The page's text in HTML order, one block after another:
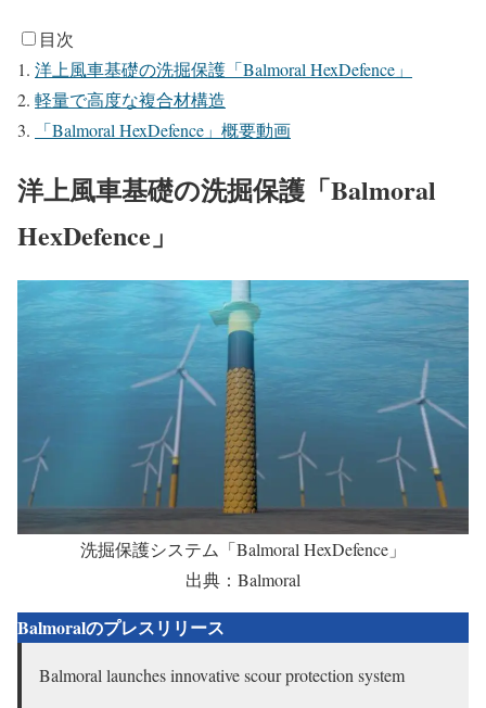
目次
洋上風車基礎の洗掘保護「Balmoral HexDefence」
軽量で高度な複合材構造
「Balmoral HexDefence」概要動画
洋上風車基礎の洗掘保護「Balmoral
HexDefence」
洗掘保護システム「Balmoral HexDefence」
出典：Balmoral
Balmoralのプレスリリース
Balmoral launches innovative scour protection system